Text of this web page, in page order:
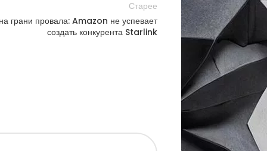
Старее
грани провала: Amazon не успевает
создать конкурента Starlink